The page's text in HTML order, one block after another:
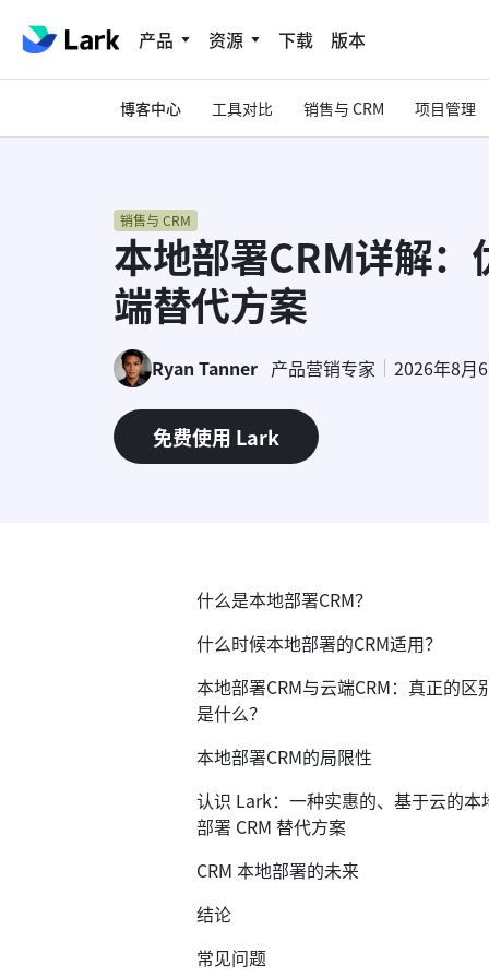
产品 资源 下载 版本
博客中心 工具对比 销售与 CRM 项目管理
销售与 CRM
本地部署CRM详解
端替代方案
Ryan Tanner 产品营销专家 2026年8月
免费使用 Lark
什么是本地部署CRM？
什么时候本地部署的CRM适用？
本地部署CRM与云端CRM：真正的区
是什么？
本地部署CRM的局限性
认识 Lark：一种实惠的、基于云的本
部署 CRM 替代方案
CRM 本地部署的未来
结论
常见问题